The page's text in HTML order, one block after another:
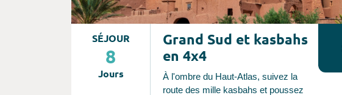
SÉJOUR
8
Jours
Grand Sud et kasbahs
en 4x4
À l'ombre du Haut-Atlas, suivez la
route des mille kasbahs et poussez